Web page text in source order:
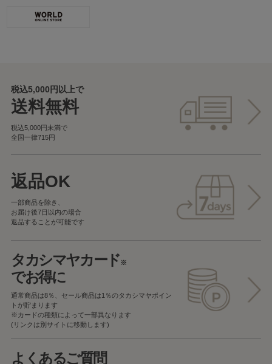
税込5,000円以上で
送料無料
税込5,000円未満で
全国一律715円
返品OK
一部商品を除き、
お届け後7日以内の場合
返品することが可能です
タカシマヤカード※
でお得に
通常商品は8％、セール商品は1％のタカシマヤポイン
トが貯まります
※カードの種類によって一部異なります
(リンクは別サイトに移動します)
よくあるご質問